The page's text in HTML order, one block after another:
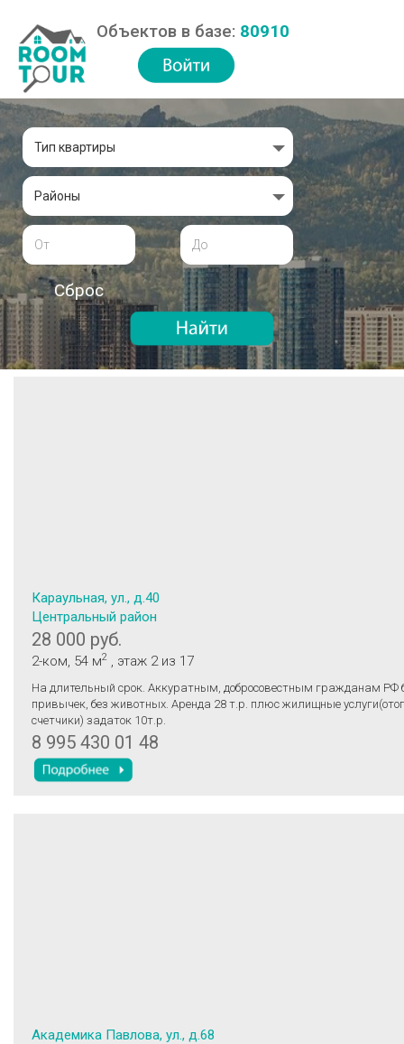
Объектов в базе: 80910
Тип квартиры
Районы
Сброс
Караульная, ул., д.40
Центральный район
28 000 руб.
2-ком, 54 м2 , этаж 2из 17
На длительный срок. Аккуратным, добросовестным гражданам РФ
привычек, без животных. Аренда 28 т.р. плюс жилищные
счетчики) задаток 10т.р.
8 995 430 01 48
Академика Павлова, ул., д.68